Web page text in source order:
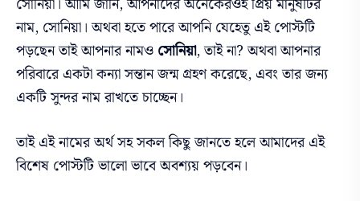
নাম, সোনিয়া। অথবা হতে পারে আপনি যেহেতু এই পোস্টটি
পড়ছেন তাই আপনার নামও সোনিয়া, তাই না? অথবা আপনার
পরিবারে একটা কন্যা সন্তান জন্ম গ্রহণ করেছে, এবং তার জন্য
একটি সুন্দর নাম রাখতে চাচ্ছেন।
তাই এই নামের অর্থ সহ সকল কিছু জানতে হলে আমাদের এই
বিশেষ পোস্টটি ভালো ভাবে অবশ্যয় পড়বেন।